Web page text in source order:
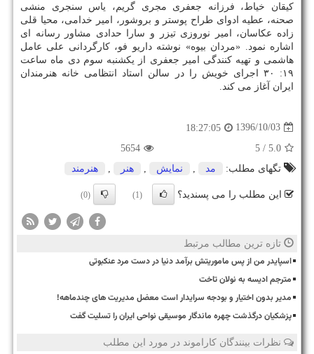
كیقان خیاط، فرزانه جعفری مجری گریم، یاس سنجری منشی
صحنه، عطیه ادوای طراح پوستر و بروشور، امیر خدامی، محیا قلی
زاده عكاسان، امیر نوروزی تیزر و سارا حدادی مشاور رسانه ای
اشاره نمود. «مردان بیوه» نوشته داریو فو، كارگردانی علی عامل
هاشمی و تهیه كنندگی امیر جعفری از یكشنبه سوم دی ماه ساعت
۱۹: ۳۰ اجرای خویش را در سالن استاد انتظامی خانه هنرمندان
ایران آغاز می كند.
1396/10/03
18:27:05
5.0
/ 5
5654
تگهای مطلب:
مد , نمایش , هنر , هنرمند
این مطلب را می پسندید؟ (1)
(0)
تازه ترین مطالب مرتبط
اسپایدر من از پس ماموریتش برآمد دنیا در دست مرد عنکبوتی
مترجم ادیسه به نولان تاخت
مدیر بدون اختیار و بودجه سرایدار است معضل مدیریت های چندماهه!
پزشکیان درگذشت چهره ماندگار موسیقی نواحی ایران را تسلیت گفت
نظرات بینندگان کاراموند در مورد این مطلب